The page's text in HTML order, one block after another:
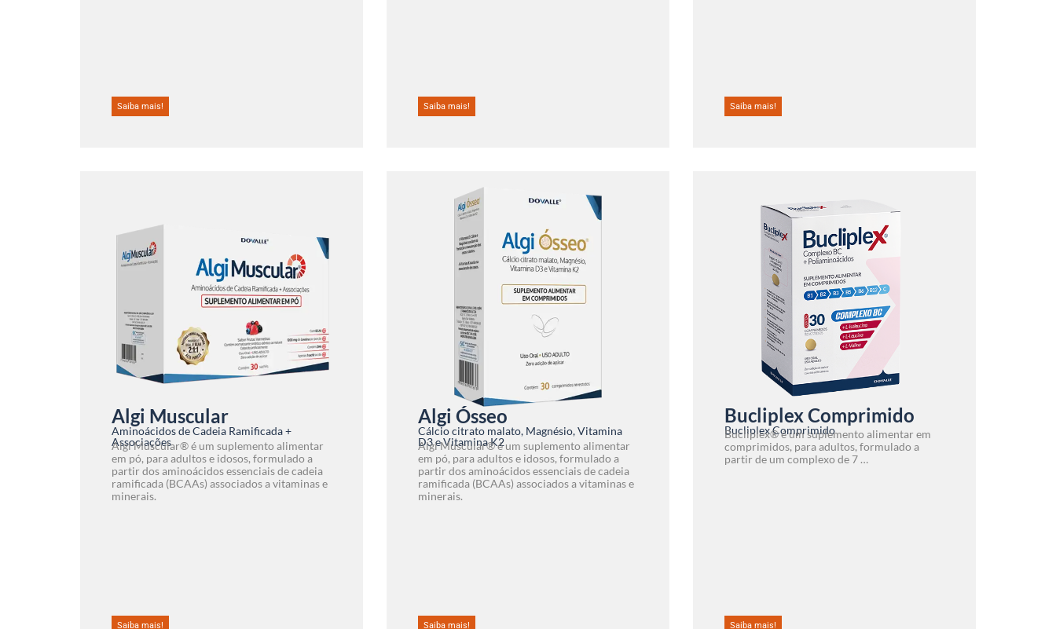
Saiba mais! Saiba mais! Saiba mais!
Algi Muscular
Aminoácidos de Cadeia Ramificada +
Associações
Algi Muscular® é um suplemento alimentar
em pó, para adultos e idosos, formulado a
partir dos aminoácidos essenciais de cadeia
ramificada (BCAAs) associados a vitaminas e
minerais.
Saiba mais!
Algi Ósseo
Cálcio citrato malato, Magnésio, Vitamina
D3 e Vitamina K2
Algi Muscular® é um suplemento alimentar
em pó, para adultos e idosos, formulado a
partir dos aminoácidos essenciais de cadeia
ramificada (BCAAs) associados a vitaminas e
minerais.
Saiba mais!
Bucliplex Comprimido
Bucliplex Comprimido
Bucliplex® é um suplemento alimentar em
comprimidos, para adultos, formulado a
partir de um complexo de 7 …
Saiba mais!